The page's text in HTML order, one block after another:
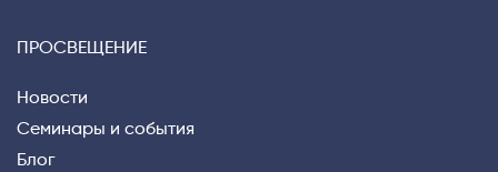
ПРОСВЕЩЕНИЕ
Новости
Семинары и события
Блог